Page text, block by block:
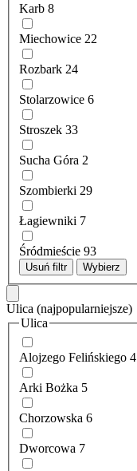
Karb 8
Miechowice 22
Rozbark 24
Stolarzowice 6
Stroszek 33
Sucha Góra 2
Szombierki 29
Łagiewniki 7
Śródmieście 93
Usuń filtr Wybierz
Ulica (najpopularniejsze)
Ulica
Alojzego Felińskiego 4
Arki Bożka 5
Chorzowska 6
Dworcowa 7